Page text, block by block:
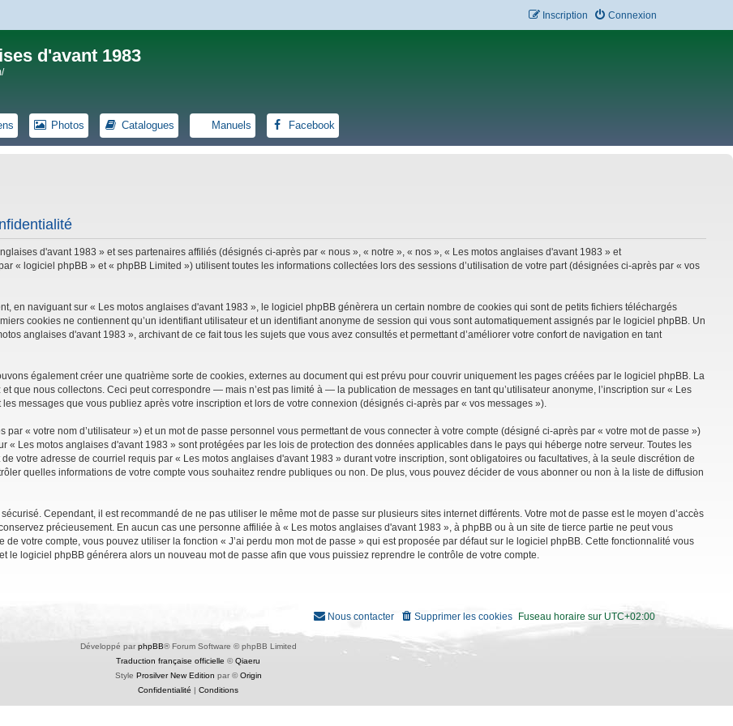
Connexion
Inscription
d'avant 1983
Photos Catalogues Manuels Facebook
d'avant 1983 » et ses partenaires affiliés (désignés ci-après par « nous », « notre », « nos », « Les motos anglaises d'avant 1983 » et
« logiciel phpBB » et « phpBB Limited ») utilisent toutes les informations collectées lors des sessions d’utilisation de votre part (désignées ci-après par « vos
en naviguant sur « Les motos anglaises d'avant 1983 », le logiciel phpBB génèrera un certain nombre de cookies qui sont de petits fichiers téléchargés
cookies ne contiennent qu’un identifiant utilisateur et un identifiant anonyme de session qui vous sont automatiquement assignés par le logiciel phpBB. Un
anglaises d'avant 1983 », archivant de ce fait tous les sujets que vous avez consultés et permettant d’améliorer votre confort de navigation en tant
également créer une quatrième sorte de cookies, externes au document qui est prévu pour couvrir uniquement les pages créées par le logiciel phpBB. La
que nous collectons. Ceci peut correspondre — mais n’est pas limité à — la publication de messages en tant qu’utilisateur anonyme, l’inscription sur « Les
messages que vous publiez après votre inscription et lors de votre connexion (désignés ci-après par « vos messages »).
« votre nom d’utilisateur ») et un mot de passe personnel vous permettant de vous connecter à votre compte (désigné ci-après par « votre mot de passe »)
Les motos anglaises d'avant 1983 » sont protégées par les lois de protection des données applicables dans le pays qui héberge notre serveur. Toutes les
votre adresse de courriel requis par « Les motos anglaises d'avant 1983 » durant votre inscription, sont obligatoires ou facultatives, à la seule discrétion de
quelles informations de votre compte vous souhaitez rendre publiques ou non. De plus, vous pouvez décider de vous abonner ou non à la liste de diffusion
Cependant, il est recommandé de ne pas utiliser le même mot de passe sur plusieurs sites internet différents. Votre mot de passe est le moyen d’accès
précieusement. En aucun cas une personne affiliée à « Les motos anglaises d'avant 1983 », à phpBB ou à un site de tierce partie ne peut vous
votre compte, vous pouvez utiliser la fonction « J’ai perdu mon mot de passe » qui est proposée par défaut sur le logiciel phpBB. Cette fonctionnalité vous
le logiciel phpBB générera alors un nouveau mot de passe afin que vous puissiez reprendre le contrôle de votre compte.
Fuseau horaire sur UTC+02:00
Supprimer les cookies
Nous contacter
Développé par phpBB® Forum Software © phpBB Limited
Traduction française officielle ©Qiaeru
Style Prosilver New Edition par ©Origin
Confidentialité
Conditions